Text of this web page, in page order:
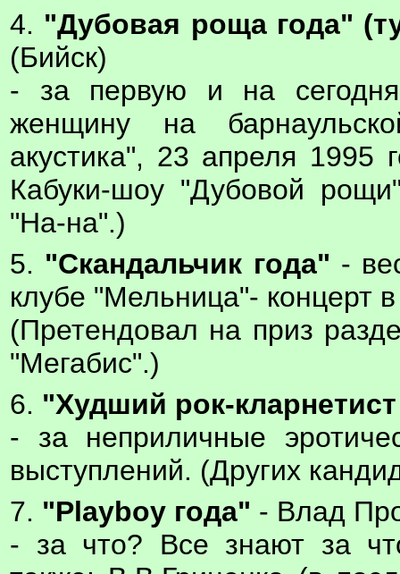
4. "Дубовая роща года"
(Бийск)
- за первую и на
женщину на
акустика", 23 апреля 1995
Кабуки-шоу "Дубовой
"На-на".)
5. "Скандальчик года" -
клубе "Мельница"- концерт
(Претендовал на приз
"Мегабис".)
6. "Худший рок-
- за неприличные
выступлений. (Других
7. "Playboy года" - Влад
- за что? Все знают за